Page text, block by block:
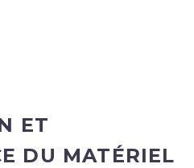
ET
DU MATÉRIEL